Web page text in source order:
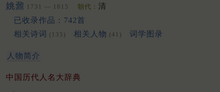
姚鼐 1731 — 1815 朝代： 清
已收录作品：742首
相关诗词 (135) 相关人物 (41) 词学图录
人物简介
中国历代人名大辞典